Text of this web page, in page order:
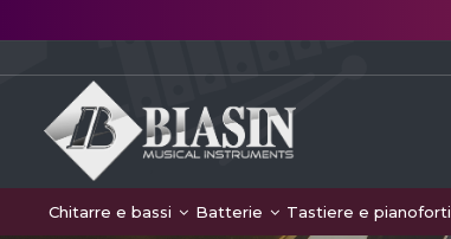
Chitarre e bassi Batterie Tastiere e pianoforti